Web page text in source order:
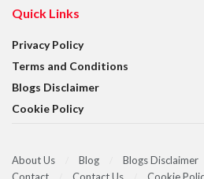
Quick Links
Privacy Policy
Terms and Conditions
Blogs Disclaimer
Cookie Policy
About Us Blog Blogs Disclaimer
Contact
Contact Us Cookie